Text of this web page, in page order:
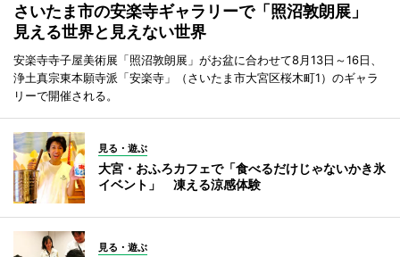
さいたま市の安楽寺ギャラリーで「照沼敦朗展」
見える世界と見えない世界
安楽寺寺子屋美術展「照沼敦朗展」がお盆に合わせて8月13日～16日、
浄土真宗東本願寺派「安楽寺」（さいたま市大宮区桜木町1）のギャラ
リーで開催される。
見る・遊ぶ
大宮・おふろカフェで「食べるだけじゃないかき氷
イベント」 凍える涼感体験
見る・遊ぶ